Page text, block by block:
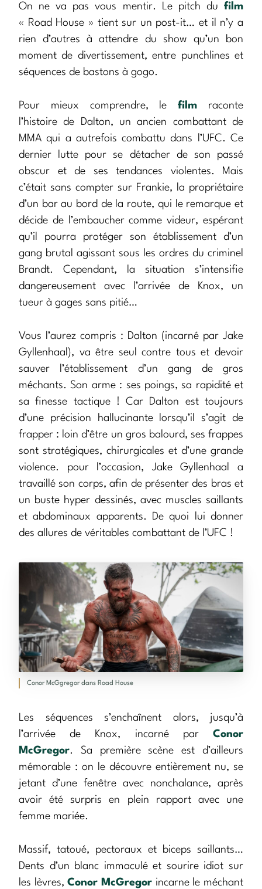
On ne va pas vous mentir. Le pitch du film
« Road House » tient sur un post-it… et il n’y a
rien d’autres à attendre du show qu’un bon
moment de divertissement, entre punchlines et
séquences de bastons à gogo.
Pour mieux comprendre, lefilm raconte
l’histoire de Dalton, un ancien combattant de
MMA qui a autrefois combattu dans l’UFC. Ce
dernier lutte pour se détacher de son passé
obscur et de ses tendances violentes. Mais
c’était sans compter sur Frankie, la propriétaire
d’un bar au bord de la route, qui le remarque et
décide de l’embaucher comme videur, espérant
qu’il pourra protéger son établissement d’un
gang brutal agissant sous les ordres du criminel
Brandt. Cependant, la situation s’intensifie
dangereusement avec l’arrivée de Knox, un
tueur à gages sans pitié…
Vous l’aurez compris : Dalton (incarné par Jake
Gyllenhaal), va être seul contre tous et devoir
sauver l’établissement d’un gang de gros
méchants. Son arme : ses poings, sa rapidité et
sa finesse tactique ! Car Dalton est toujours
d’une précision hallucinante lorsqu’il s’agit de
frapper : loin d’être un gros balourd, ses frappes
sont stratégiques, chirurgicales et d’une grande
violence. pour l’occasion, Jake Gyllenhaal a
travaillé son corps, afin de présenter des bras et
un buste hyper dessinés, avec muscles saillants
et abdominaux apparents. De quoi lui donner
des allures de véritables combattant de l’UFC !
Conor McGgregor dans Road House
Les séquences s’enchaînent alors, jusqu’à
l’arrivée de Knox, incarné par Conor
McGregor. Sa première scène est d’ailleurs
mémorable : on le découvre entièrement nu, se
jetant d’une fenêtre avec nonchalance, après
avoir été surpris en plein rapport avec une
femme mariée.
Massif, tatoué, pectoraux et biceps saillants…
Dents d’un blanc immaculé et sourire idiot sur
les lèvres,Conor McGregor incarne le méchant